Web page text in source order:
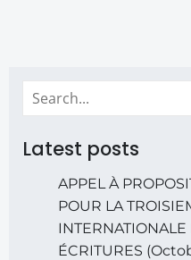
Latest posts
APPEL À
POUR LA
INTERNATIONALE
ÉCRITURES